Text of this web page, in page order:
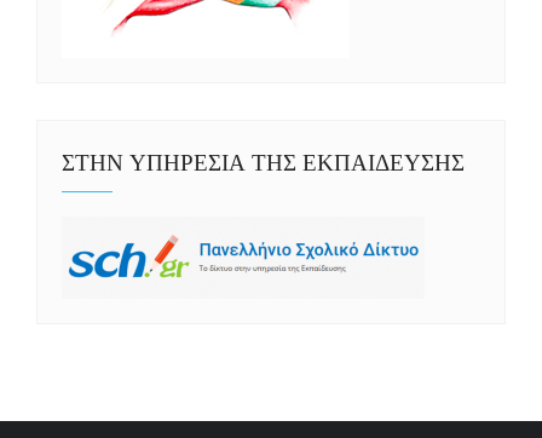
ΣΤΗΝ ΥΠΗΡΕΣΙΑ ΤΗΣ ΕΚΠΑΙΔΕΥΣΗΣ